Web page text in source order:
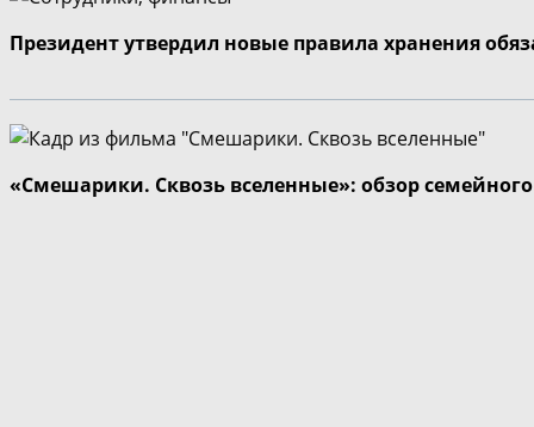
Президент утвердил новые правила хранения
«Смешарики. Сквозь вселенные»: обзор